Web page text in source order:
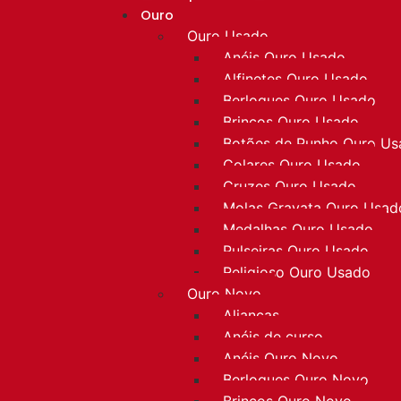
Ouro
Ouro Usado
Anéis Ouro Usado
Alfinetes Ouro Usado
Berloques Ouro Usado
Brincos Ouro Usado
Botões de Punho Ouro
Colares Ouro Usado
Cruzes Ouro Usado
Molas Gravata Ouro
Medalhas Ouro Usado
Pulseiras Ouro Usado
Religioso Ouro Usado
Ouro Novo
Alianças
Anéis de curso
Anéis Ouro Novo
Berloques Ouro Novo